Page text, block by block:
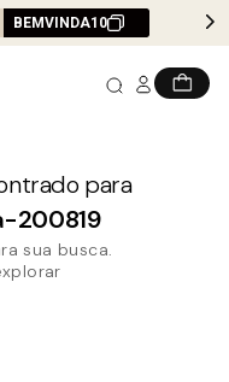
BEMVINDA10
200819
sua busca.